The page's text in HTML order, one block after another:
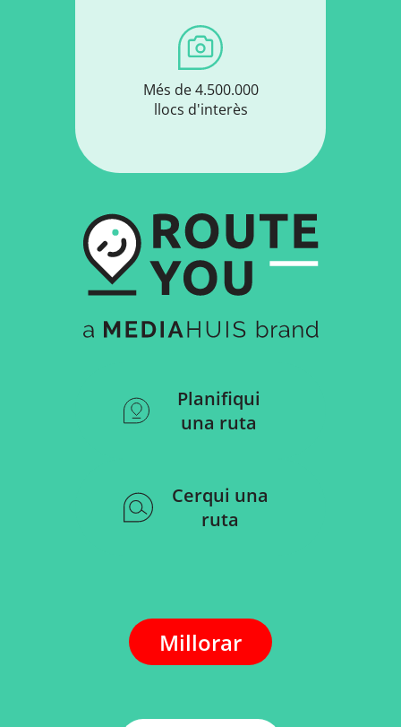
Més de 4.500.000
llocs d'interès
Planifiqui
una ruta
Cerqui una
ruta
Millorar